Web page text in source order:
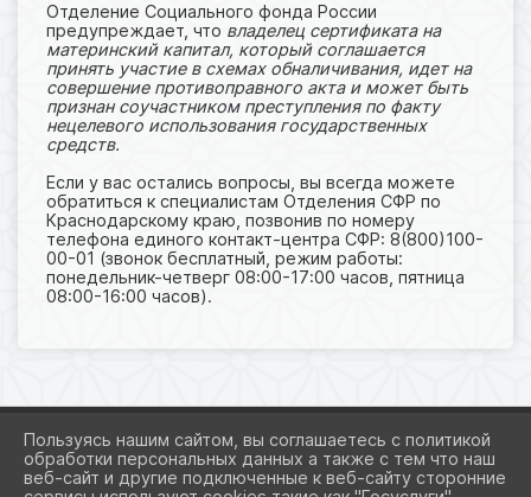
Отделение Социального фонда России
предупреждает, что владелец сертификата на
материнский капитал, который соглашается
принять участие в схемах обналичивания, идет на
совершение противоправного акта и может быть
признан соучастником преступления по факту
нецелевого использования государственных
средств.
Если у вас остались вопросы, вы всегда можете
обратиться к специалистам Отделения СФР по
Краснодарскому краю, позвонив по номеру
телефона единого контакт-центра СФР: 8(800)100-
00-01 (звонок бесплатный, режим работы:
понедельник-четверг 08:00-17:00 часов, пятница
08:00-16:00 часов).
2026 Г. ADMROGOVSKAYA.RU
Пользуясь нашим сайтом, вы соглашаетесь с политикой
обработки персональных данных а также с тем что наш
веб-сайт и другие подключенные к веб-сайту сторонние